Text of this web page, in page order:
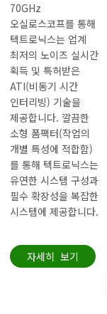
70GHz
오실로스코프를 통해
텍트로닉스는 업계
최저의 노이즈 실시간
획득 및 특허받은
ATI(비동기 시간
인터리빙) 기술을
제공합니다. 깔끔한
소형 폼팩터(작업의
개별 특성에 적합함)
를 통해 텍트로닉스는
유연한 시스템 구성과
필수 확장성을 복잡한
시스템에 제공합니다.
자세히 보기